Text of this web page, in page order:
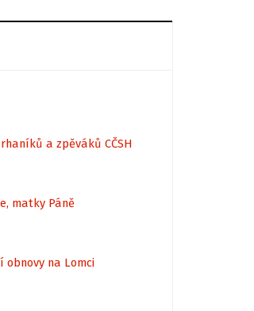
a zpěváků CČSH
matky Páně
obnovy na Lomci